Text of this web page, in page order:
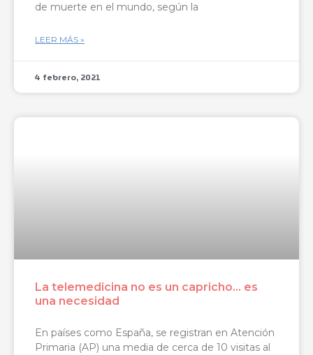
de muerte en el mundo, según la
LEER MÁS »
4 febrero, 2021
La telemedicina no es un capricho… es
una necesidad
En países como España, se registran en Atención
Primaria (AP) una media de cerca de 10 visitas al